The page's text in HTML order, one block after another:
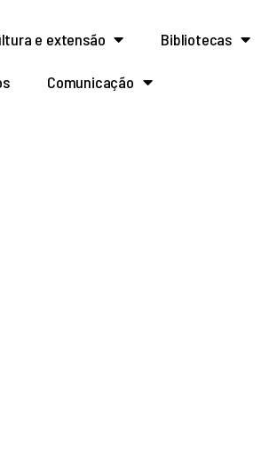
e extensão Bibliotecas
Comunicação